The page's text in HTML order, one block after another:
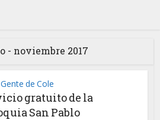
- noviembre 2017
Gente de Cole
gratuito de la
San Pablo